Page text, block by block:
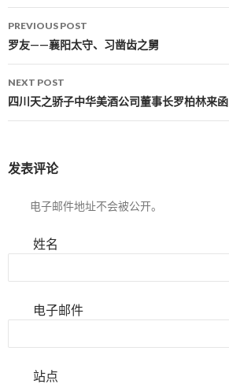
Post navigation
PREVIOUS POST
罗友——襄阳太守、习凿齿之舅
NEXT POST
四川天之骄子中华美酒公司董事长罗柏林来函
发表评论
电子邮件地址不会被公开。
姓名
电子邮件
站点